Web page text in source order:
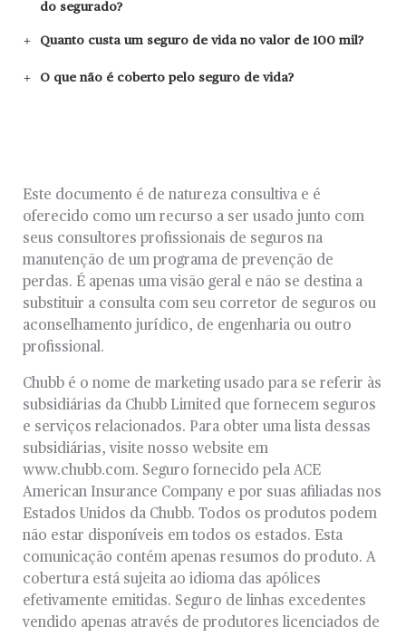
do segurado?
Quanto custa um seguro de vida no valor de 100 mil?
O que não é coberto pelo seguro de vida?
Este documento é de natureza consultiva e é
oferecido como um recurso a ser usado junto com
seus consultores profissionais de seguros na
manutenção de um programa de prevenção de
perdas. É apenas uma visão geral e não se destina a
substituir a consulta com seu corretor de seguros ou
aconselhamento jurídico, de engenharia ou outro
profissional.
Chubb é o nome de marketing usado para se referir às
subsidiárias da Chubb Limited que fornecem seguros
e serviços relacionados. Para obter uma lista dessas
subsidiárias, visite nosso website em
www.chubb.com. Seguro fornecido pela ACE
American Insurance Company e por suas afiliadas nos
Estados Unidos da Chubb. Todos os produtos podem
não estar disponíveis em todos os estados. Esta
comunicação contém apenas resumos do produto. A
cobertura está sujeita ao idioma das apólices
efetivamente emitidas. Seguro de linhas excedentes
vendido apenas através de produtores licenciados de